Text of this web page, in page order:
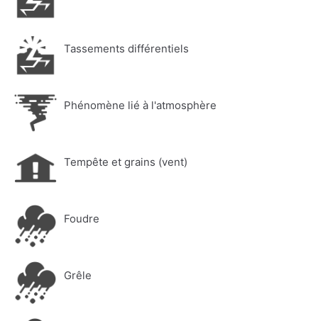
Tassements différentiels
Phénomène lié à l'atmosphère
Tempête et grains (vent)
Foudre
Grêle